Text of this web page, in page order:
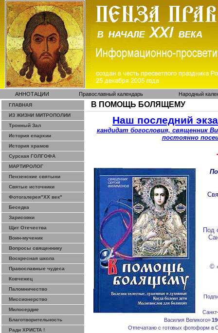
АННОТАЦИИ Православный календарь Народный
ГЛАВНАЯ
ИЗ ЖИЗНИ МИТРОПОЛИИ
Тронный Зал
История епархии
История храмов
Сурская ГОЛГОФА
МАРТИРОЛОГ
Пензенские святыни
Святые источники
Фотогалерея"ХХ век"
Беседка
Зарисовки
Щит Отечества
Воин-мученик
Вопросы священнику
Воскресная школа
Православные чудеса
Ковчежец
Паломничество
Миссионерство
Милосердие
Благотворительность
Ради ХРИСТА !
В ПОМОЩЬ БОЛЯЩЕМУ
Наш последний
кандидат богословия, священник
постоянно
Под
©
Василия Великого»
Отпечатано с готовых фотоформ в